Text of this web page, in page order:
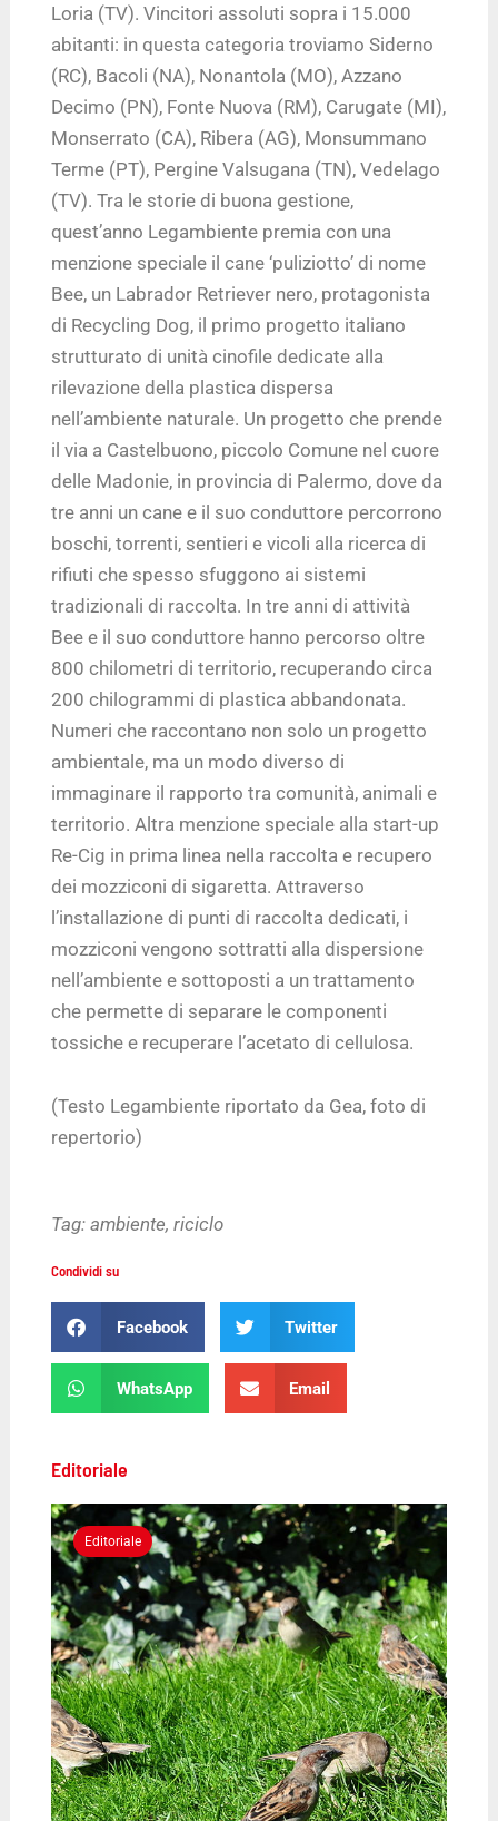
Loria (TV). Vincitori assoluti sopra i 15.000
abitanti: in questa categoria troviamo Siderno
(RC), Bacoli (NA), Nonantola (MO), Azzano
Decimo (PN), Fonte Nuova (RM), Carugate (MI),
Monserrato (CA), Ribera (AG), Monsummano
Terme (PT), Pergine Valsugana (TN), Vedelago
(TV). Tra le storie di buona gestione,
quest’anno Legambiente premia con una
menzione speciale il cane ‘puliziotto’ di nome
Bee, un Labrador Retriever nero, protagonista
di Recycling Dog, il primo progetto italiano
strutturato di unità cinofile dedicate alla
rilevazione della plastica dispersa
nell’ambiente naturale. Un progetto che prende
il via a Castelbuono, piccolo Comune nel cuore
delle Madonie, in provincia di Palermo, dove da
tre anni un cane e il suo conduttore percorrono
boschi, torrenti, sentieri e vicoli alla ricerca di
rifiuti che spesso sfuggono ai sistemi
tradizionali di raccolta. In tre anni di attività
Bee e il suo conduttore hanno percorso oltre
800 chilometri di territorio, recuperando circa
200 chilogrammi di plastica abbandonata.
Numeri che raccontano non solo un progetto
ambientale, ma un modo diverso di
immaginare il rapporto tra comunità, animali e
territorio. Altra menzione speciale alla start-up
Re-Cig in prima linea nella raccolta e recupero
dei mozziconi di sigaretta. Attraverso
l’installazione di punti di raccolta dedicati, i
mozziconi vengono sottratti alla dispersione
nell’ambiente e sottoposti a un trattamento
che permette di separare le componenti
tossiche e recuperare l’acetato di cellulosa.
(Testo Legambiente riportato da Gea, foto di
repertorio)
Tag:ambiente,riciclo
Condividi su
Facebook Twitter
WhatsApp Email
Editoriale
Editoriale